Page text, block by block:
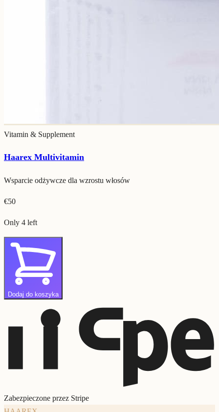
Vitamin & Supplement
Haarex Multivitamin
Wsparcie odżywcze dla wzrostu włosów
€50
Only 4 left
Dodaj do koszyka
Zabezpieczone przez Stripe